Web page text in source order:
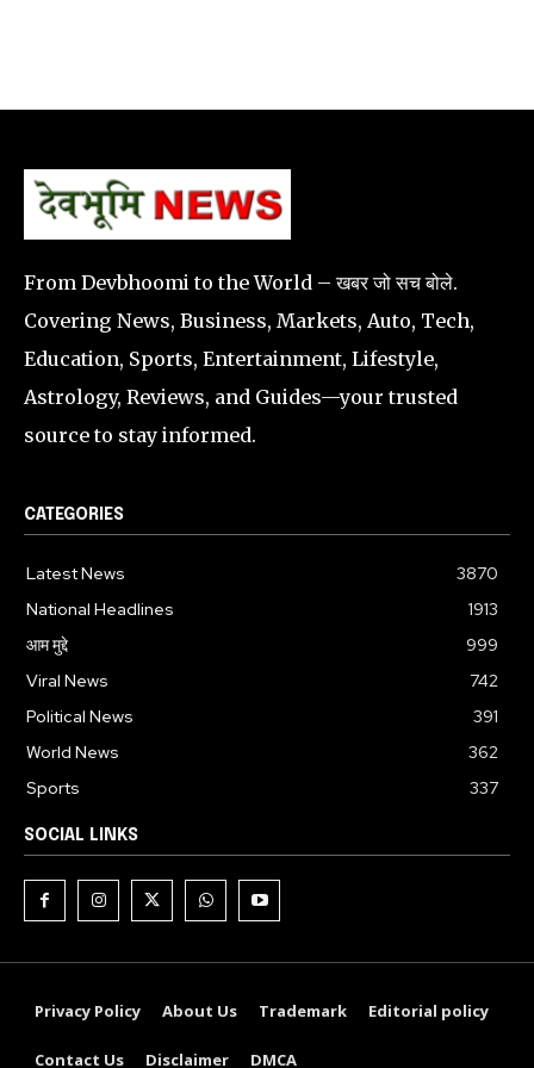
From Devbhoomi to the World – खबर जो सच बोले.
Covering News, Business, Markets, Auto, Tech,
Education, Sports, Entertainment, Lifestyle,
Astrology, Reviews, and Guides—your trusted
source to stay informed.
CATEGORIES
Latest News
3870
National Headlines
1913
आम मुद्दे
999
Viral News
742
Political News
391
World News
362
Sports
337
SOCIAL LINKS
Privacy Policy About Us Trademark Editorial policy
Contact Us Disclaimer DMCA